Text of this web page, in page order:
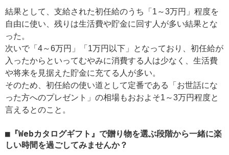
結果として、支給された初任給のうち「1～3万円」程度を
自由に使い、残りは生活費や貯金に回す人が多い結果とな
った。
次いで「4～6万円」「1万円以下」となっており、初任給が
入ったからといってむやみに消費する人は少なく、生活費
や将来を見据えた貯金に充てる人が多い。
そのため、初任給の使い道として定番である「お世話にな
った方へのプレゼント」の相場もおおよそ1～3万円程度と
言えるとのこと。
『Webカタログギフト』で贈り物を選ぶ段階から一緒に楽
しい時間を過ごしてみませんか？